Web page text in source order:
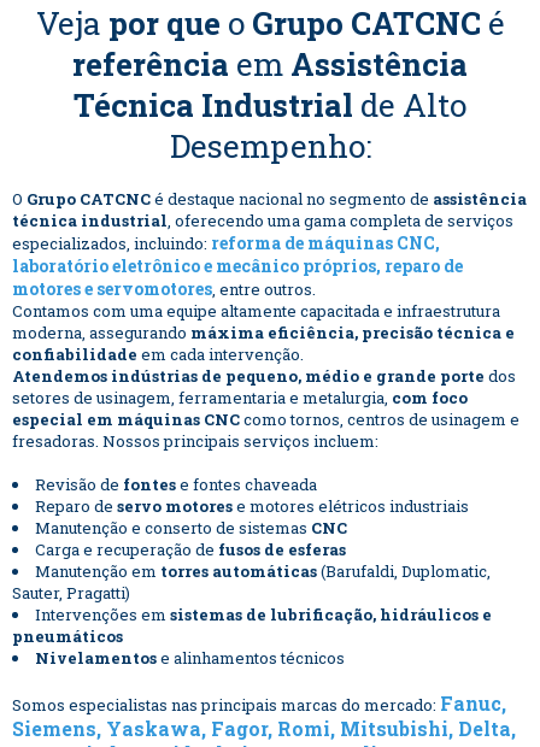
Veja por que o Grupo CATCNC é
referência em Assistência
Técnica Industrial de Alto
Desempenho:
O Grupo CATCNCé destaque nacional no segmento de assistência
técnica industrial , oferecendo uma gama completa de serviços
especializados, incluindo: reforma de máquinas CNC,
laboratório eletrônico e mecânico próprios, reparo de
motores e servomotores , entre outros.
Contamos com uma equipe altamente capacitada e infraestrutura
moderna, assegurando máxima eficiência, precisão técnica e
confiabilidade em cada intervenção.
Atendemos indústrias de pequeno, médio e grande porte dos
setores de usinagem, ferramentaria e metalurgia, com foco
especial em máquinas CNCcomo tornos, centros de usinagem e
fresadoras. Nossos principais serviços incluem:
Revisão de fontese fontes chaveada
Reparo de servo motorese motores elétricos industriais
Manutenção e conserto de sistemas CNC
Carga e recuperação de fusos de esferas
Manutenção em torres automáticas(Barufaldi, Duplomatic,
Sauter, Pragatti)
Intervenções em sistemas de lubrificação, hidráulicos e
pneumáticos
Nivelamentose alinhamentos técnicos
Somos especialistas nas principais marcas do mercado: Fanuc,
Siemens, Yaskawa, Fagor, Romi, Mitsubishi, Delta,